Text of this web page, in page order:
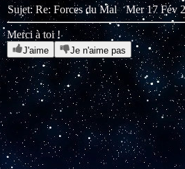
Sujet: Re: Forces du MalMer 17 Fév
Merci à toi !
J'aime Je n'aime pas